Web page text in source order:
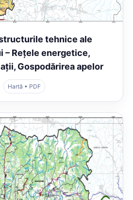
tehnice ale
– Rețele energetice,
Gospodărirea apelor
Hartă • PDF